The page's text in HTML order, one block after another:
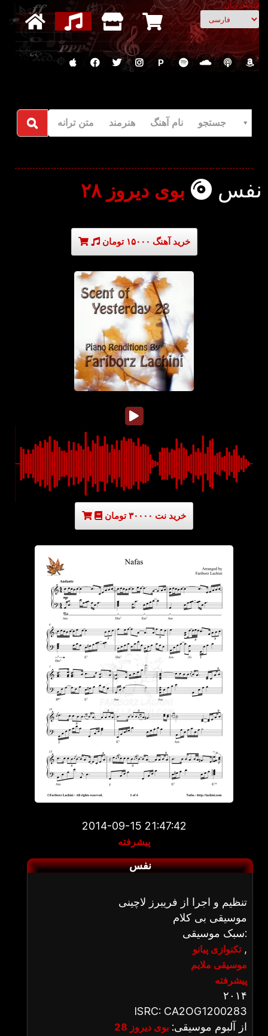
انتخاب زبان
P
جستجو نام آهنگ هنرمند متن ترانه
نفس بوی دیروز ۲۸
خرید آهنگ ۱۵۰۰۰ تومان
خرید نت ۳۰۰۰۰ تومان
2014-09-15 21:47:42
پیشرفته
نفس
تنظیم و اجرا از فریبرز لاچینی
موسیقی بی کلام
سبک موسیقی:
تکنوازی پیانو,
موسیقی ملایم
پیشرفته
۲۰۱۴
ISRC: CA2OG1200283
از آلبوم موسیقی: بوی دیروز 28